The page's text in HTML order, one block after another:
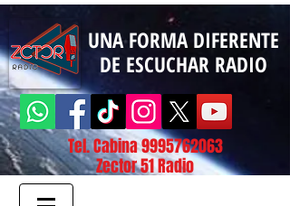
UNA FORMA DIFERENTE
DE ESCUCHAR RADIO
Tel. Cabina9995762063
Zector 51 Radio